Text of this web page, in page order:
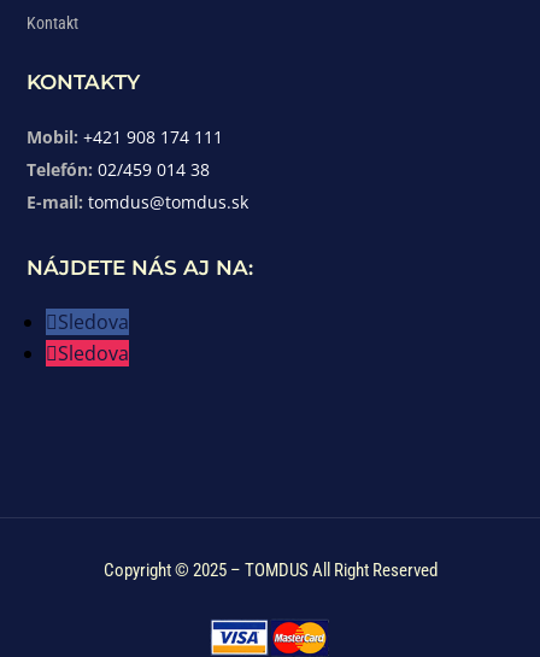
Kontakt
KONTAKTY
Mobil: +421 908 174 111
Telefón: 02/459 014 38
E-mail: tomdus@tomdus.sk
NÁJDETE NÁS AJ NA:
Sledova
Sledova
Copyright © 2025 – TOMDUS All Right Reserved